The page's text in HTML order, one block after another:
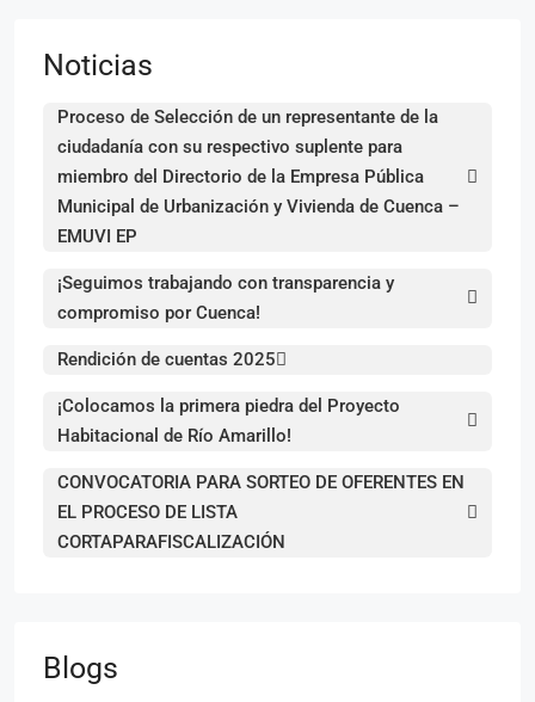
Noticias
Proceso de Selección de un representante de la
ciudadanía con su respectivo suplente para
miembro del Directorio de la Empresa Pública
Municipal de Urbanización y Vivienda de Cuenca –
EMUVI EP
¡Seguimos trabajando con transparencia y
compromiso por Cuenca!
Rendición de cuentas 2025
¡Colocamos la primera piedra del Proyecto
Habitacional de Río Amarillo!
CONVOCATORIA PARA SORTEO DE OFERENTES EN
EL PROCESO DE LISTA
CORTAPARAFISCALIZACIÓN
Blogs